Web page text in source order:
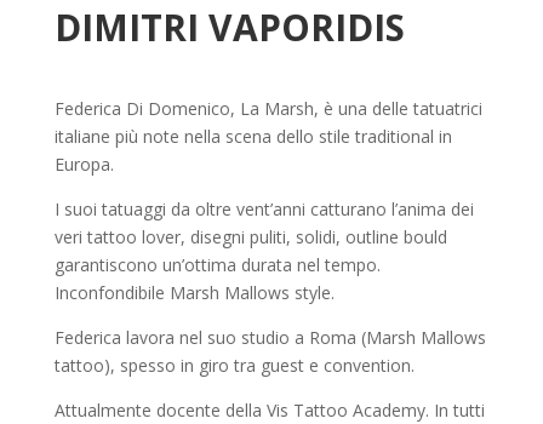
DIMITRI VAPORIDIS
Federica Di Domenico, La Marsh, è una delle tatuatrici
italiane più note nella scena dello stile traditional in
Europa.
I suoi tatuaggi da oltre vent’anni catturano l’anima dei
veri tattoo lover, disegni puliti, solidi, outline bould
garantiscono un’ottima durata nel tempo.
Inconfondibile Marsh Mallows style.
Federica lavora nel suo studio a Roma (Marsh Mallows
tattoo), spesso in giro tra guest e convention.
Attualmente docente della Vis Tattoo Academy. In tutti